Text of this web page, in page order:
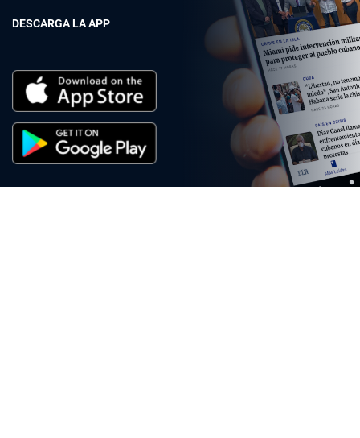
DESCARGA LA APP